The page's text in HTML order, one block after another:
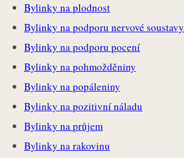
Bylinky na plodnost
Bylinky na podporu nervové soustavy
Bylinky na podporu pocení
Bylinky na pohmožděniny
Bylinky na popáleniny
Bylinky na pozitivní náladu
Bylinky na průjem
Bylinky na rakovinu